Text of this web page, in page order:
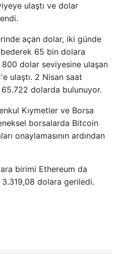
ulaştı ve dolar
açan dolar, iki günde
65 bin dolara
dolar seviyesine ulaşan
ulaştı. 2 Nisan saat
dolarda bulunuyor.
Kıymetler ve Borsa
borsalarda Bitcoin
onaylamasının ardından
birimi Ethereum da
dolara geriledi.